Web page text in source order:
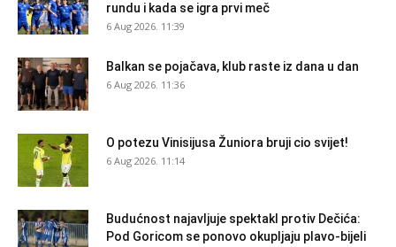
rundu i kada se igra prvi meč
6 Aug 2026. 11:39
Balkan se pojačava, klub raste iz dana u dan
6 Aug 2026. 11:36
O potezu Vinisijusa Žuniora bruji cio svijet!
6 Aug 2026. 11:14
Budućnost najavljuje spektakl protiv Dečića:
Pod Goricom se ponovo okupljaju plavo-bijeli